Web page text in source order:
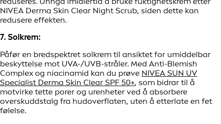
NIVEA Derma Skin Clear Night Scrub, siden dette kan
redusere effekten.
7. Solkrem:
Påfør en bredspektret solkrem til ansiktet for umiddelbar
beskyttelse mot UVA-/UVB-stråler. Med Anti-Blemish
Complex og niacinamid kan du prøve NIVEA SUN UV
Specialist Derma Skin Clear SPF 50+, som bidrar til å
motvirke tette porer og urenheter ved å absorbere
overskuddstalg fra hudoverflaten, uten å etterlate en fet
følelse.